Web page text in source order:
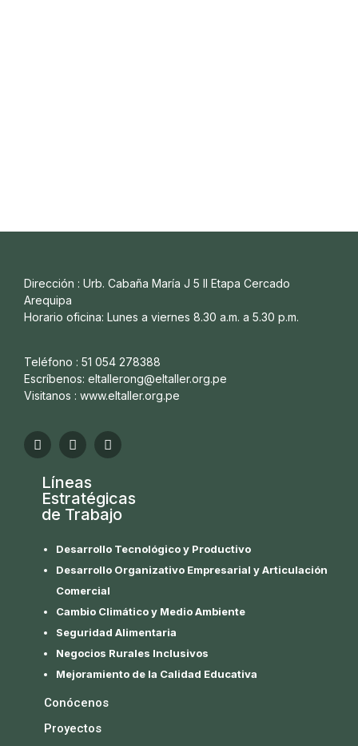
Dirección : Urb. Cabaña María J 5 II Etapa Cercado
Arequipa
Horario oficina: Lunes a viernes 8.30 a.m. a 5.30 p.m.
Teléfono : 51 054 278388
Escríbenos: eltallerong@eltaller.org.pe
Visitanos : www.eltaller.org.pe
Líneas
Estratégicas
de Trabajo
Desarrollo Tecnológico y Productivo
Desarrollo Organizativo Empresarial y Articulación
Comercial
Cambio Climático y Medio Ambiente
Seguridad Alimentaria
Negocios Rurales Inclusivos
Mejoramiento de la Calidad Educativa
Conócenos
Proyectos